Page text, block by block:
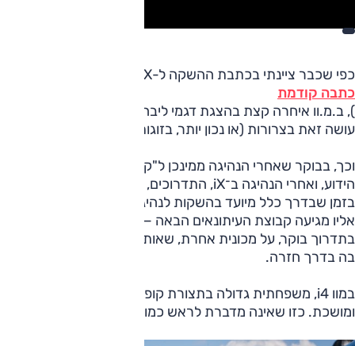
כפי שכבר ציינתי בכתבת ההשקה ל-iX (ראו
כתבה קודמת
), ב.מ.וו איחרה קצת בהצגת דגמי ליבה חשמליים. לכן, אולי, היא
עושה זאת בצרורות (או נכון יותר, בזוגות).
וכך, בבוקר שאחרי הנהיגה ממינכן ל"קן הנשרים" של הצורר
הידוע, ואחרי הנהיגה ב־iX, התדרוכים, ההצגה וארוחת הערב —
בזמן שבדרך כלל מיועד בהשקות לנהיגה חזרה לנמל התעופה,
אליו מגיעה קבוצת העיתונאים הבאה — מצאתי את עצמי שוב
בתדרוך בוקר, על מכונית אחרת, שאותה עמדתי להכיר ולנהוג
בה בדרך חזרה.
במוו i4, משפחתית גדולה בתצורת קופה ארבע דלתות, יפיפייה
ומושכת. כזו שאינה מדברת לראש כמו iX, אלא ישירות ללב.